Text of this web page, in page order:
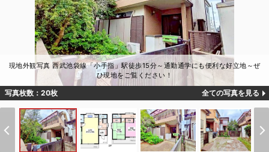
現地外観写真 西武池袋線「小手指」駅徒歩15分～通勤通学にも便利な好立地～ぜ
ひ現地をご覧ください！
写真枚数：20枚 全ての写真を見る